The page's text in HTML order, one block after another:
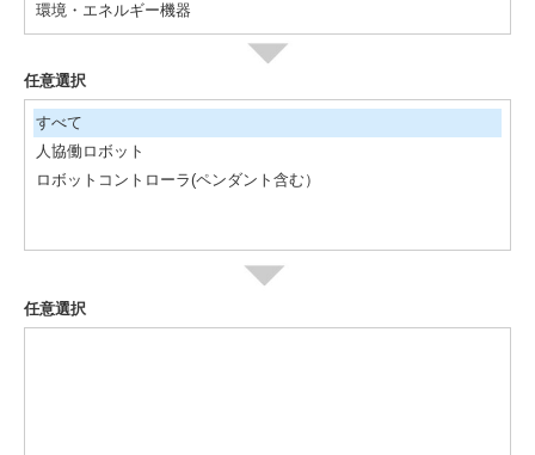
環境・エネルギー機器
任意選択
すべて
人協働ロボット
ロボットコントローラ(ペンダント含む）
任意選択